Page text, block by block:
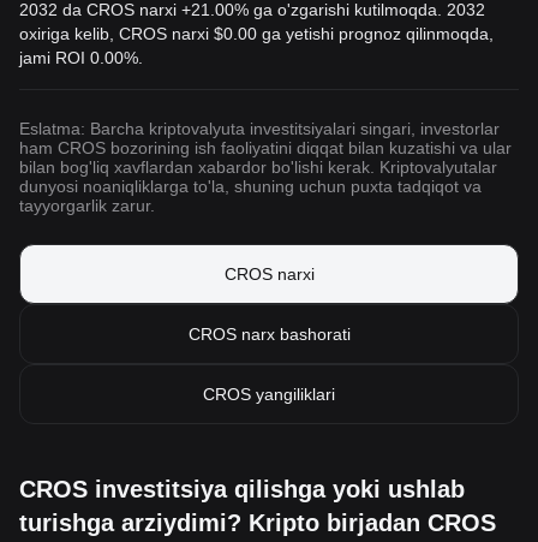
2032 da CROS narxi +21.00% ga o'zgarishi kutilmoqda. 2032
oxiriga kelib, CROS narxi $0.00 ga yetishi prognoz qilinmoqda,
jami ROI 0.00%.
Eslatma: Barcha kriptovalyuta investitsiyalari singari, investorlar
ham CROS bozorining ish faoliyatini diqqat bilan kuzatishi va ular
bilan bog'liq xavflardan xabardor bo'lishi kerak. Kriptovalyutalar
dunyosi noaniqliklarga to'la, shuning uchun puxta tadqiqot va
tayyorgarlik zarur.
CROS narxi
CROS narx bashorati
CROS yangiliklari
CROS investitsiya qilishga yoki ushlab
turishga arziydimi? Kripto birjadan CROS